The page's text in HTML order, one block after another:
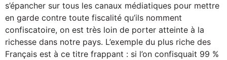
s’épancher sur tous les canaux médiatiques pour mettre
en garde contre toute fiscalité qu’ils nomment
confiscatoire, on est très loin de porter atteinte à la
richesse dans notre pays. L’exemple du plus riche des
Français est à ce titre frappant : si l’on confisquait 99 %